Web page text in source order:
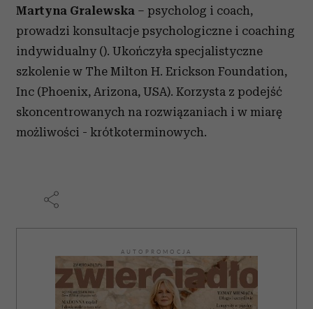
Martyna Gralewska – psycholog i coach,
prowadzi konsultacje psychologiczne i coaching
indywidualny (). Ukończyła specjalistyczne
szkolenie w The Milton H. Erickson Foundation,
Inc (Phoenix, Arizona, USA). Korzysta z podejść
skoncentrowanych na rozwiązaniach i w miarę
możliwości - krótkoterminowych.
AUTOPROMOCJA